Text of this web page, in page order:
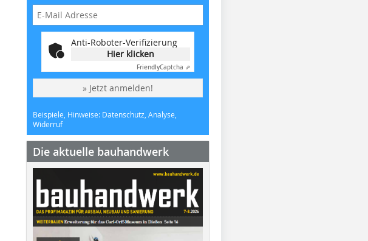
Anti-Roboter-Verifizierung
Hier klicken
FriendlyCaptcha ⇗
» Jetzt anmelden!
Beispiele, Hinweise: Datenschutz, Analyse,
Widerruf
Die aktuelle bauhandwerk